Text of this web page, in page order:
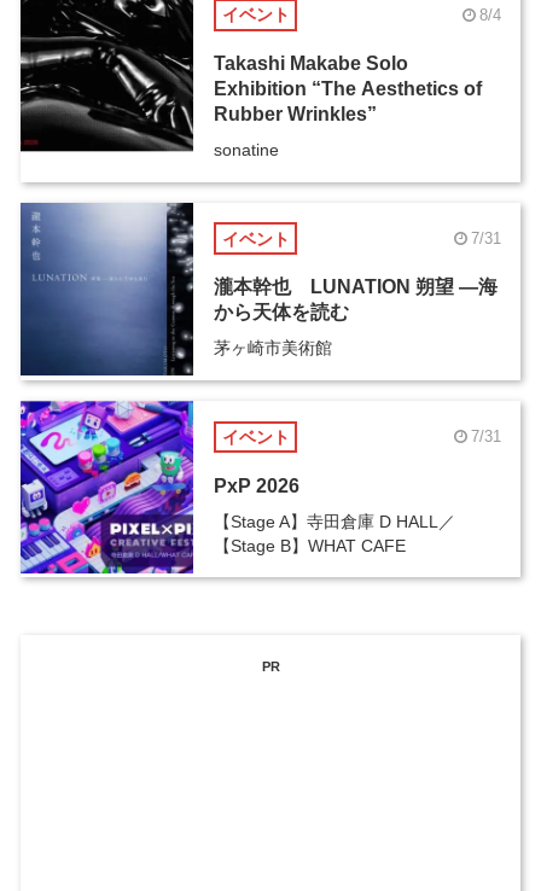
イベント 8/4
Takashi Makabe Solo
Exhibition “The Aesthetics of
Rubber Wrinkles”
sonatine
イベント 7/31
瀧本幹也 LUNATION 朔望 ―海
から天体を読む
茅ヶ崎市美術館
イベント 7/31
PxP 2026
【Stage A】寺田倉庫 D HALL／
【Stage B】WHAT CAFE
PR